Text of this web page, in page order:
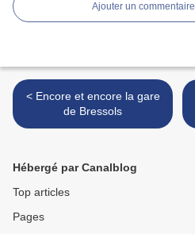
Ajouter un commentaire
< Encore et encore la gare
de Bressols
Hébergé par Canalblog
Top articles
Pages